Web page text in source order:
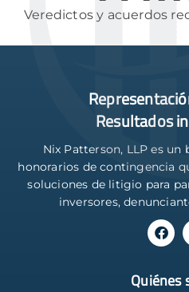
Veredictos y acuerdos
Resultados
Nix Patterson, LLP es un
honorarios de contingencia
soluciones de litigio para
inversores,
Quiénes